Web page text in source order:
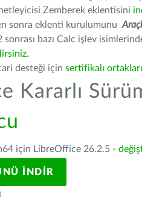
Zemberek eklentisini
sonra eklenti kurulumunu
bazı Calc işlev
desteği için sertifikalı
Kararlı
için LibreOffice 26.2.5 -
İNDIR
)